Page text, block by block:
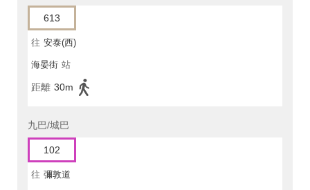
613
往 安泰(西)
海晏街 站
距離 30m
九巴/城巴
102
往 彌敦道